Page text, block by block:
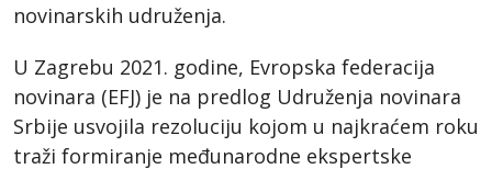
novinarskih udruženja.
U Zagrebu 2021. godine, Evropska federacija
novinara (EFJ) je na predlog Udruženja novinara
Srbije usvojila rezoluciju kojom u najkraćem roku
traži formiranje međunarodne ekspertske